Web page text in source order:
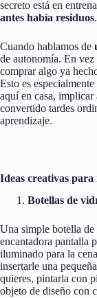
secreto está en
antes había residuos.
Cuando hablamos de
de autonomía. En
comprar algo ya
Esto es
aquí en casa, implicar
convertido tardes
aprendizaje.
Ideas creativas para
Botellas de
Una simple botella
encantadora pantalla
iluminado para la
insertarle una
quieres, pintarla con
objeto de diseño con